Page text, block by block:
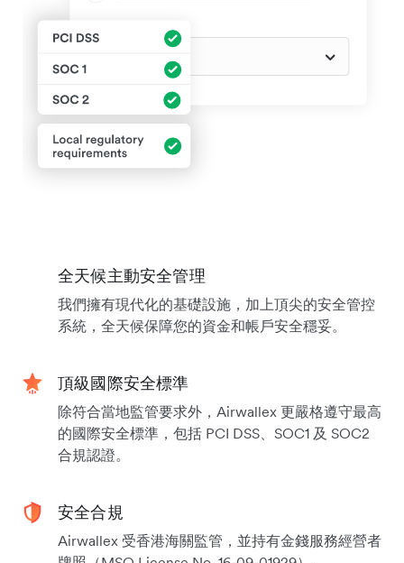
全天候主動安全管理
我們擁有現代化的基礎設施，加上頂尖的安全管控
系統，全天候保障您的資金和帳戶安全穩妥。
頂級國際安全標準
除符合當地監管要求外，Airwallex 更嚴格遵守最高
的國際安全標準，包括 PCI DSS、SOC1 及 SOC2
合規認證。
安全合規
Airwallex 受香港海關監管，並持有金錢服務經營者